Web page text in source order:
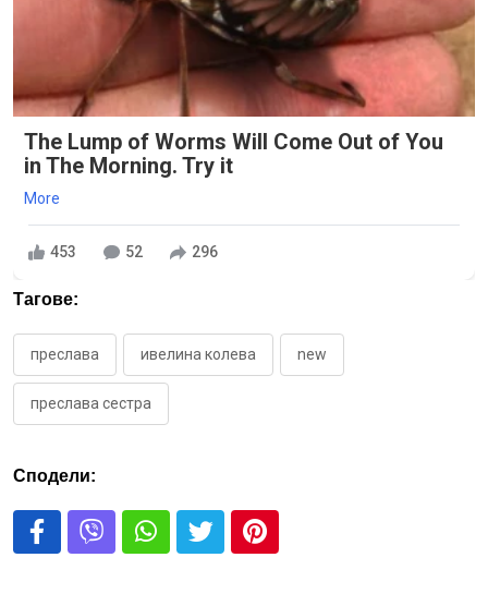
The Lump of Worms Will Come Out of You
in The Morning. Try it
More
453 52 296
Тагове:
преслава ивелина колева new
преслава сестра
Сподели: